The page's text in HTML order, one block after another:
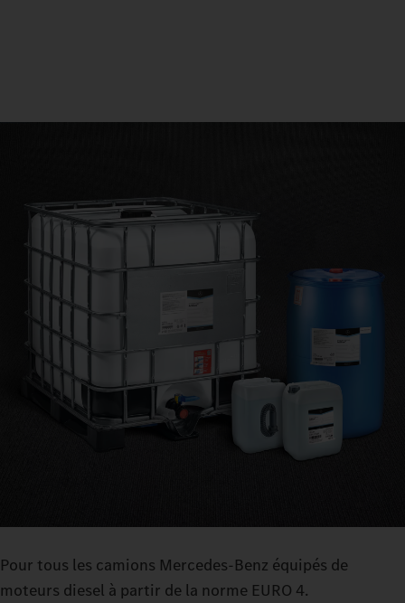
Pour tous les camions Mercedes‑Benz équipés de
moteurs diesel à partir de la norme EURO 4.